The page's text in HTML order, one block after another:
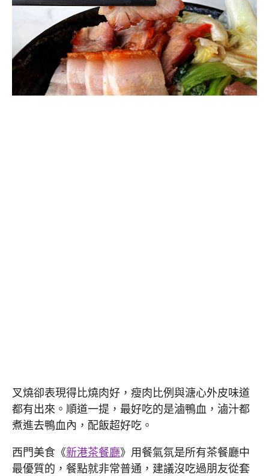
叉燒卻表現得比燒肉好，瘦肉比例與溏心外皮味道
都有出來。順道一提，最好吃的是滷鴨血，滷汁都
煮進去鴨血內，配飯超好吃。
西門美食《新港茶餐廳》用餐氣氛是所有茶餐廳中
最優質的，餐點就非常普通，建議沒吃過朋友從套